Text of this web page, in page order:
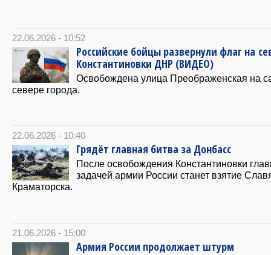
22.06.2026 - 10:52
Российские бойцы развернули флаг на
Константиновки ДНР (ВИДЕО)
Освобождена улица Преображенская на
севере города.
22.06.2026 - 10:40
Грядёт главная битва за Донбасс
После освобождения Константиновки
задачей армии России станет взятие
Краматорска.
21.06.2026 - 15:00
Армия России продолжает штурм